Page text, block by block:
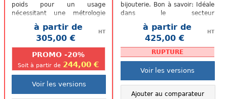
poids pour un usage
nécessitant une métrologie
légale. Compacte, simple,
précise elle...à partir de
305,00 €
HT
PROMO -20%
Soit à partir de 244,00 €
Voir les versions
bijouterie. Bon à savoir: Idéale
dans le secteur
pharmaceutique mais
aussi pour le...
à partir de
425,00 €
HT
RUPTURE
Voir les versions
Ajouter au comparateur